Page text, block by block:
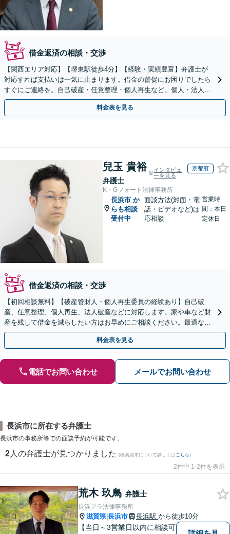
借金返済の相談・交渉
【関西エリア対応】【堺東駅徒歩4分】【経験・実績豊富】弁護士が
対応すれば支払いは一気に止まります。借金の督促にお困りでしたら
すぐにご連絡を。自己破産・任意整理・個人再生など。個人・法人対
応可能。【夜間・休日対応可能】
料金表を見る
兒玉 貴裕
弁護士
インタビュ
ーを見る
京都府
K・Gフォート法律事務所
長浜市 か
らも相談
受付中
面談方法(対面・電
話・ビデオなど)は
応相談
営業時
間：本日
定休日
借金返済の相談・交渉
【初回相談無料】【破産管財人・個人再生委員の経験あり】自己破
産、任意整理、個人再生、法人破産などに対応します。家や車など財
産を残して借金を減らしたい方はお早めにご相談ください。最適な解
決手段をご提案します【関西エリア対応】
料金表を見る
電話でお問い合わせ メールでお問い合わせ
長浜市に所在する弁護士
長浜市の事務所等での面談予約が可能です。
2 人の弁護士が見つかりました (検索結果について詳しくは こちら)
2件中 1-2件を表示
荒木 玖鳥 弁護士
長浜アラ法律事務所
滋賀県|長浜市 長浜駅 から徒歩10分
【当日～3営業日以内に相談可